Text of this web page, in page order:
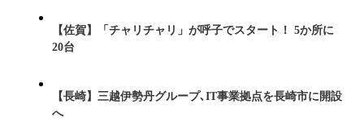
【佐賀】「チャリチャリ」が呼子でスタート！ 5か所に
20台
【長崎】三越伊勢丹グループ､IT事業拠点を長崎市に開設
へ